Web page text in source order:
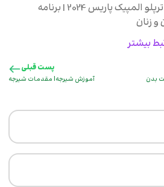
برنامه مسابقات واترپلو المپیک پاریس 2024 | برنامه
و زنان
بیشتر
بدن
پست قبلی
آموزش شیرجه| مقدمات شیرجه